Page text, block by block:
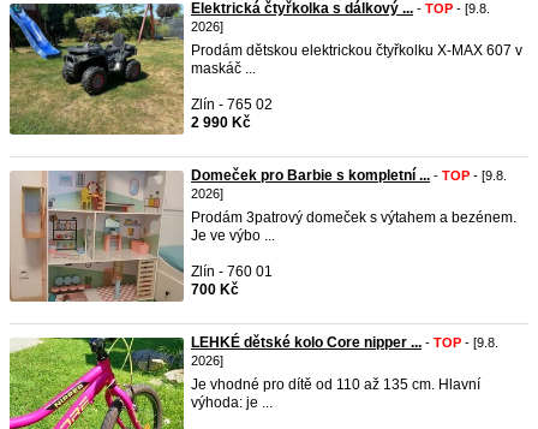
Elektrická čtyřkolka s dálkový ... - TOP - [9.8.
2026]
Prodám dětskou elektrickou čtyřkolku X-MAX 607 v
maskáč ...
Zlín - 765 02
2 990 Kč
Domeček pro Barbie s kompletní ... - TOP - [9.8.
2026]
Prodám 3patrový domeček s výtahem a bezénem.
Je ve výbo ...
Zlín - 760 01
700 Kč
LEHKÉ dětské kolo Core nipper ... - TOP - [9.8.
2026]
Je vhodné pro dítě od 110 až 135 cm. Hlavní
výhoda: je ...